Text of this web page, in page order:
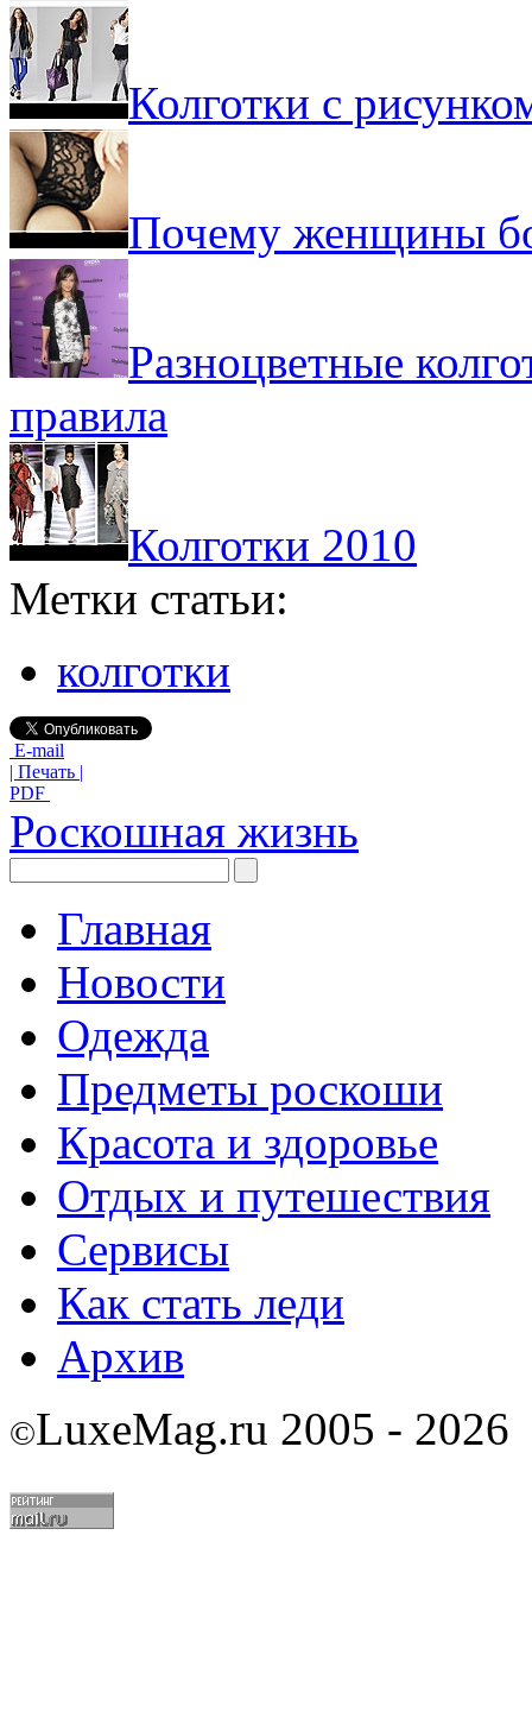
Колготки с
Почему женщины
Разноцветные
правила
Колготки 2010
Метки статьи:
колготки
E-mail
| Печать |
PDF
Роскошная жизнь
Главная
Новости
Одежда
Предметы роскоши
Красота и здоровье
Отдых и путешествия
Сервисы
Как стать леди
Архив
©LuxeMag.ru 2005 - 2026